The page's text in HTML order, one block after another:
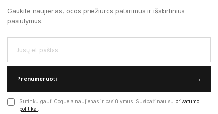
Gaukite naujienas, odos priežiūros patarimus ir išskirtinius
pasiūlymus.
Prenumeruoti →
Sutinku gauti Coquela naujienas ir pasiūlymus. Susipažinau su privatumo
politika